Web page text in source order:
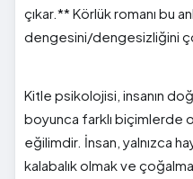
çıkar.** Körlük romanı bu
dengesini/dengesizliğini
Kitle psikolojisi, insanın
boyunca farklı biçimlerde
eğilimdir. İnsan, yalnızca
kalabalık olmak ve